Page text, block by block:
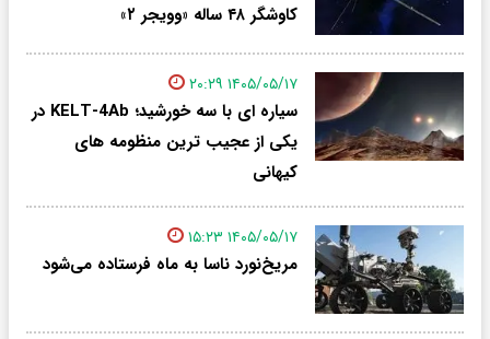
کاوشگر ۴۸ ساله «وویجر ۲»
۱۴۰۵/۰۵/۱۷ ۲۰:۲۹
سیاره ای با سه خورشید؛ KELT-4Ab در
یکی از عجیب ترین منظومه های
کیهانی
۱۴۰۵/۰۵/۱۷ ۱۵:۲۳
مریخ‌نورد ناسا به ماه فرستاده می‌شود